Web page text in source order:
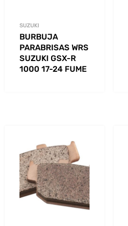
SUZUKI
BURBUJA
PARABRISAS WRS
SUZUKI GSX-R
1000 17-24 FUME